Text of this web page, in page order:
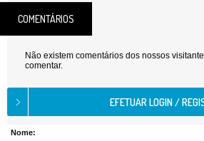
COMENTÁRIOS
Não existem comentários dos nossos
comentar.
Nome: